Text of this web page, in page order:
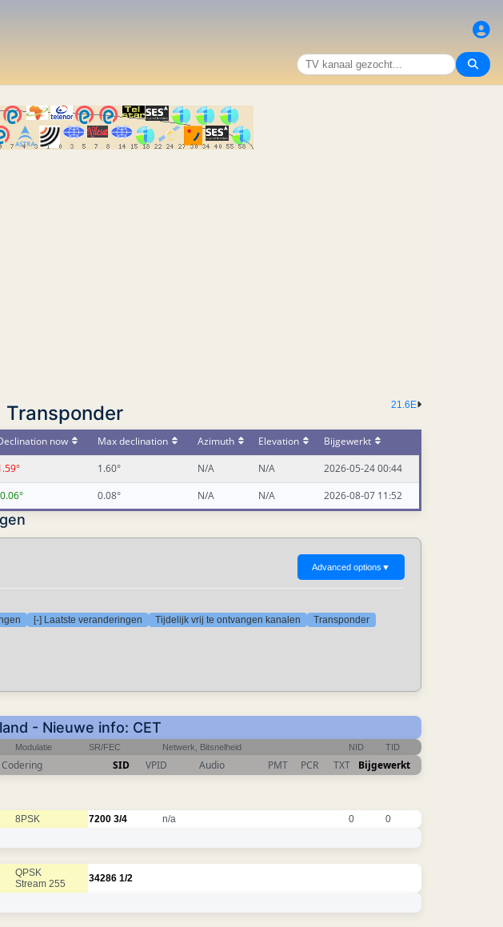
21.6E
Transponder
now Max declination Azimuth Elevation
Bijgewerkt
1.60° N/A N/A
2026-05-24 00:44
0.08° N/A N/A 2026-08-07 11:52
Advanced options ▼
[-] Laatste veranderingen Tijdelijk vrij te ontvangen kanalen
Transponder
- Nieuwe info: CET
Modulatie SR/FEC Netwerk, Bitsnelheid NID TID
Codering SID VPID Audio PMT PCR TXT Bijgewerkt
8PSK 7200 3/4 n/a 0 0
QPSK
Stream 255
34286 1/2